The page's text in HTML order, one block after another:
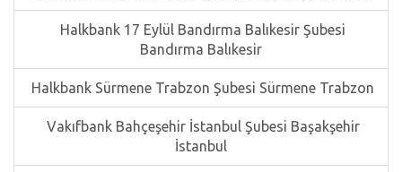
Halkbank 17 Eylül Bandırma Balıkesir Şubesi
Bandırma Balıkesir
Halkbank Sürmene Trabzon Şubesi Sürmene Trabzon
Vakıfbank Bahçeşehir İstanbul Şubesi Başakşehir
İstanbul